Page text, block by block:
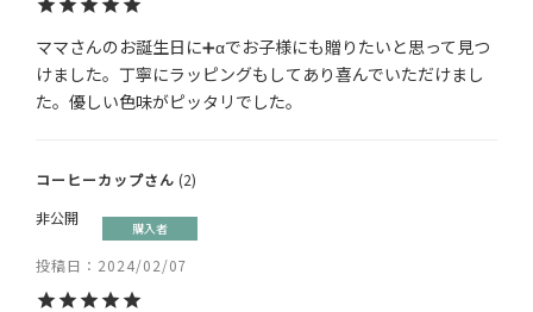
ママさんのお誕生日に➕αでお子様にも贈りたいと思って見つ
けました。丁寧にラッピングもしてあり喜んでいただけまし
た。優しい色味がピッタリでした。
コーヒーカップ 2
購入者
非公開
投稿日 2024/02/07